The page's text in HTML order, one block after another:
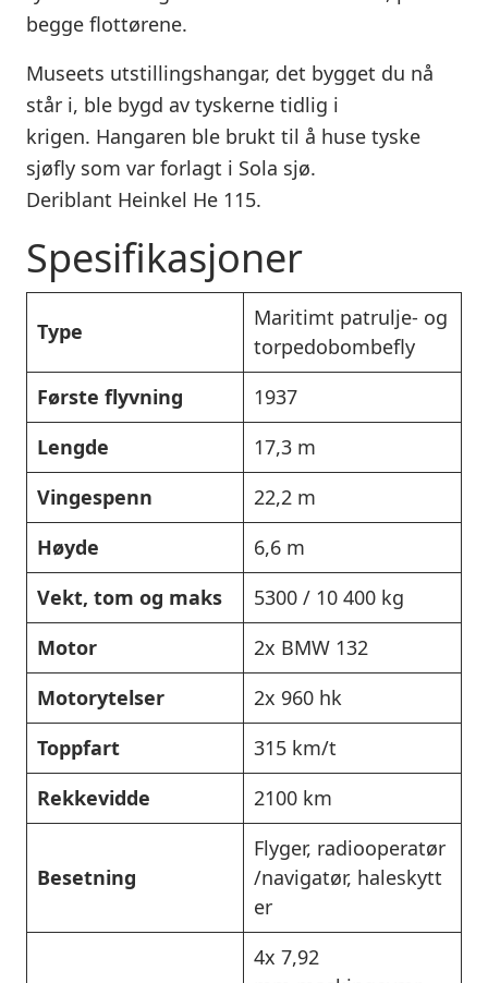
begge flottørene.
Museets utstillingshangar, det bygget du nå
står i, ble bygd av tyskerne tidlig i
krigen. Hangaren ble brukt til å huse tyske
sjøfly som var forlagt i Sola sjø.
Deriblant Heinkel He 115.
Spesifikasjoner
Type
Maritimt patrulje- og
torpedobombefly
Første flyvning
1937
Lengde
17,3 m
Vingespenn
22,2 m
Høyde
6,6 m
Vekt, tom og maks
5300 / 10 400 kg
Motor
2x BMW 132
Motorytelser
2x 960 hk
Toppfart
315 km/t
Rekkevidde
2100 km
Besetning
Flyger, radiooperatør
/navigatør, haleskytt
er
4x 7,92